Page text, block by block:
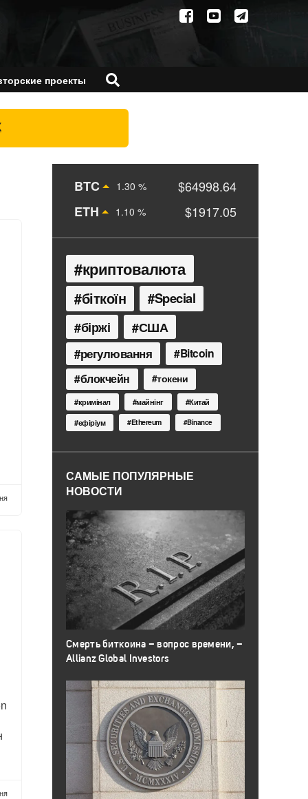
проекты
BTC 1.30 %
$64998.64
ETH
1.10 % $1917.05
криптовалюта
біткоїн Special
біржі США
регулювання Bitcoin
блокчейн токени
кримінал майнінг
Китай
ефіріум
Ethereum Binance
САМЫЕ ПОПУЛЯРНЫЕ
НОВОСТИ
Смерть биткоина – вопрос времени, –
Allianz Global Investors